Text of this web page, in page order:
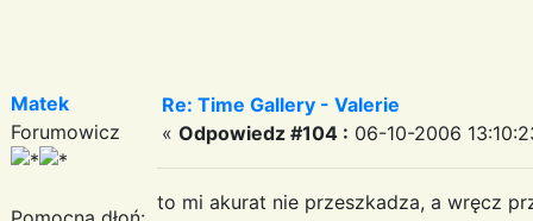
Matek
Forumowicz
Re: Time Gallery - Valerie
« Odpowiedz #104 : 06-10-2006
to mi akurat nie przeszkadza, a wręcz